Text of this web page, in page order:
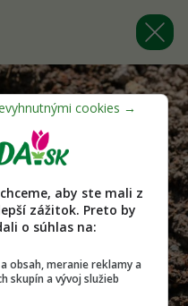
aby ste mali z
zážitok. Preto by
o súhlas na:
obsah, meranie reklamy a
skupín a vývoj služieb